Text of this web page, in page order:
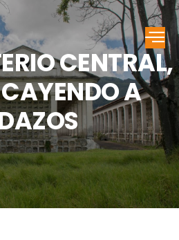
CENTRAL,
A